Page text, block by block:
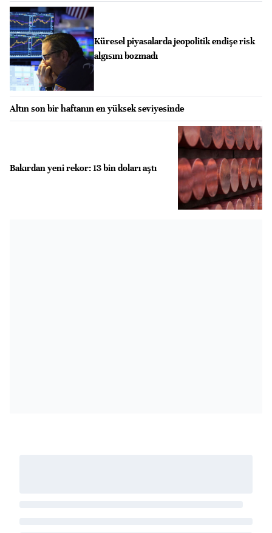
Küresel piyasalarda jeopolitik endişe risk
algısını bozmadı
Altın son bir haftanın en yüksek seviyesinde
Bakırdan yeni rekor: 13 bin doları aştı